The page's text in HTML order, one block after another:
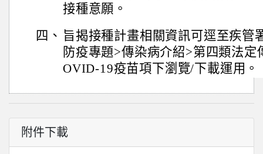
接種意願。
四、 旨揭接種計畫相關資訊可逕至疾管
防疫專題>傳染病介紹>第四類法
OVID-19疫苗項下瀏覽/下載運用。
附件下載